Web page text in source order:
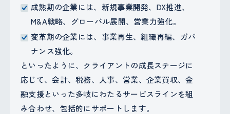
成熟期の企業には、新規事業開発、DX推進、
M&A戦略、グローバル展開、営業力強化。
変革期の企業には、事業再生、組織再編、ガバ
ナンス強化。
といったように、クライアントの成長ステージに
応じて、会計、税務、人事、営業、企業買収、金
融支援といった多岐にわたるサービスラインを組
み合わせ、包括的にサポートします。